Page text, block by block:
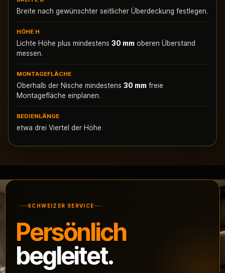
Breite nach gewünschter seitlicher Überdeckung festlegen.
HÖHE H
Lichte Höhe plus mindestens 30 mm oberen Überstand
messen.
MONTAGEFLÄCHE
Oberhalb der Nische mindestens 30 mm freie
Montagefläche einplanen.
BEDIENLÄNGE
etwa drei Viertel der Höhe
SCHWEIZER SERVICE
Persönlich
begleitet.